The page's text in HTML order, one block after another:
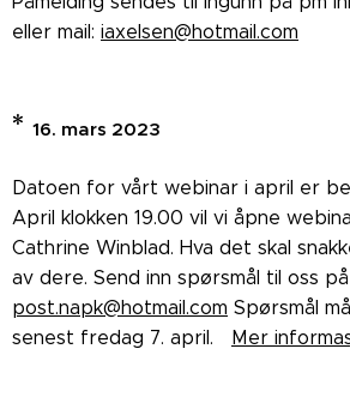
eller mail: iaxelsen@hotmail.com
* 16. mars 2023
Datoen for vårt webinar i april er
April klokken 19.00 vil vi åpne
Cathrine Winblad. Hva det skal
av dere. Send inn spørsmål til oss på
post.napk@hotmail.com Spørsmål
senest fredag 7. april.
Mer